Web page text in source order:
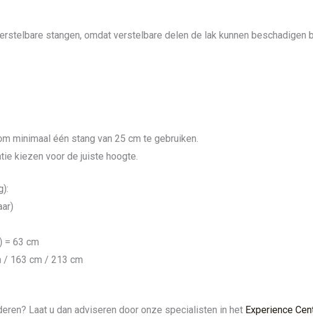
stangen, omdat verstelbare delen de lak kunnen beschadigen
minimaal één stang van 25 cm te gebruiken.
kiezen voor de juiste hoogte.
= 63 cm
/ 163 cm / 213 cm
Laat u dan adviseren door onze specialisten in het Experience